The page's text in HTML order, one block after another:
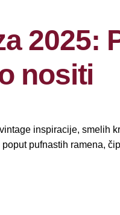
2025:
nositi
inspiracije, smelih
pufnastih ramena,